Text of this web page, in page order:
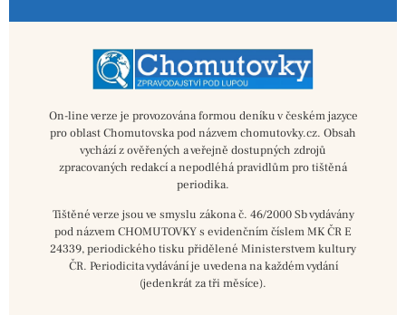
On-line verze je provozována formou deníku v českém jazyce
pro oblast Chomutovska pod názvem chomutovky.cz. Obsah
vychází z ověřených a veřejně dostupných zdrojů
zpracovaných redakcí a nepodléhá pravidlům pro tištěná
periodika.
Tištěné verze jsou ve smyslu zákona č. 46/2000 Sb vydávány
pod názvem CHOMUTOVKY s evidenčním číslem MK ČR E
24339, periodického tisku přidělené Ministerstvem kultury
ČR. Periodicita vydávání je uvedena na každém vydání
(jedenkrát za tři měsíce).